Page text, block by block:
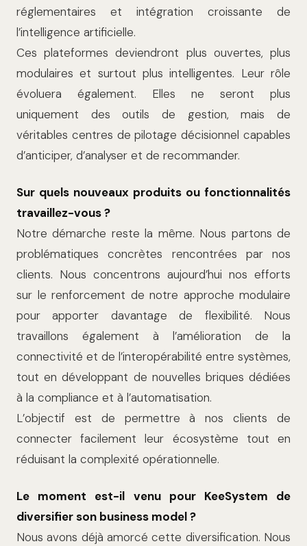
réglementaires et intégration croissante de
l’intelligence artificielle.
Ces plateformes deviendront plus ouvertes, plus
modulaires et surtout plus intelligentes. Leur rôle
évoluera également. Elles ne seront plus
uniquement des outils de gestion, mais de
véritables centres de pilotage décisionnel capables
d’anticiper, d’analyser et de recommander.
Sur quels nouveaux produits ou fonctionnalités
travaillez-vous ?
Notre démarche reste la même. Nous partons de
problématiques concrètes rencontrées par nos
clients. Nous concentrons aujourd’hui nos efforts
sur le renforcement de notre approche modulaire
pour apporter davantage de flexibilité. Nous
travaillons également à l’amélioration de la
connectivité et de l’interopérabilité entre systèmes,
tout en développant de nouvelles briques dédiées
à la compliance et à l’automatisation.
L’objectif est de permettre à nos clients de
connecter facilement leur écosystème tout en
réduisant la complexité opérationnelle.
Le moment est-il venu pour KeeSystem de
diversifier son business model ?
Nous avons déjà amorcé cette diversification. Nous